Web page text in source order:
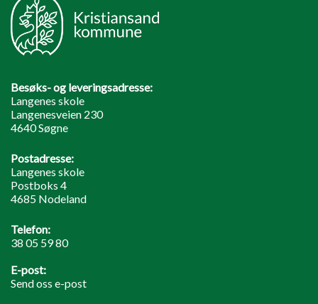
Besøks- og leveringsadresse:
Langenes skole
Langenesveien 230
4640 Søgne
Postadresse:
Langenes skole
Postboks 4
4685 Nodeland
Telefon:
38 05 59 80
E-post:
Send oss e-post